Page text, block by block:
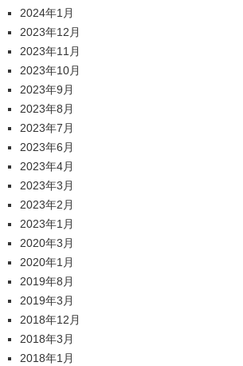
2024年1月
2023年12月
2023年11月
2023年10月
2023年9月
2023年8月
2023年7月
2023年6月
2023年4月
2023年3月
2023年2月
2023年1月
2020年3月
2020年1月
2019年8月
2019年3月
2018年12月
2018年3月
2018年1月